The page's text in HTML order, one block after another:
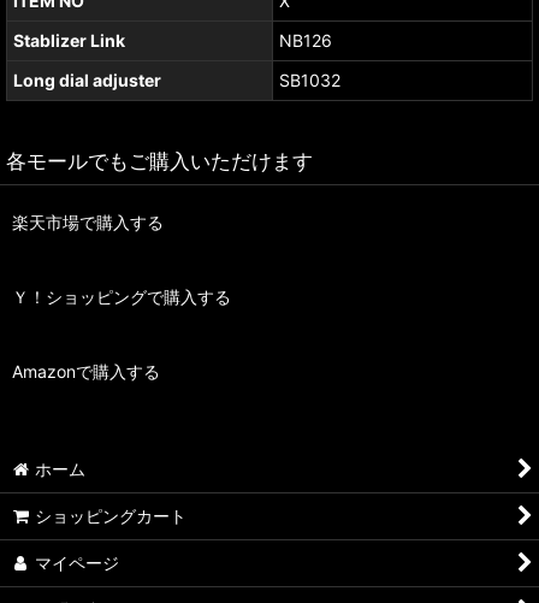
Stablizer Link
NB126
Long dial adjuster
SB1032
各モールでもご購入いただけます
楽天市場で購入する
Ｙ！ショッピングで購入する
Amazonで購入する
ホーム
ショッピングカート
マイページ